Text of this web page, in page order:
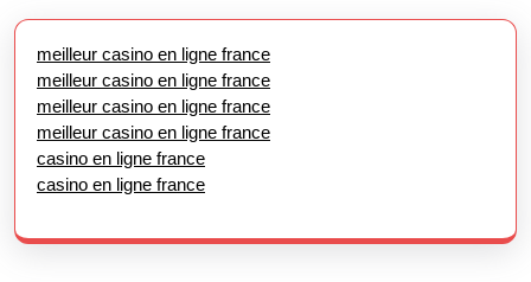
meilleur casino en ligne france
meilleur casino en ligne france
meilleur casino en ligne france
meilleur casino en ligne france
casino en ligne france
casino en ligne france